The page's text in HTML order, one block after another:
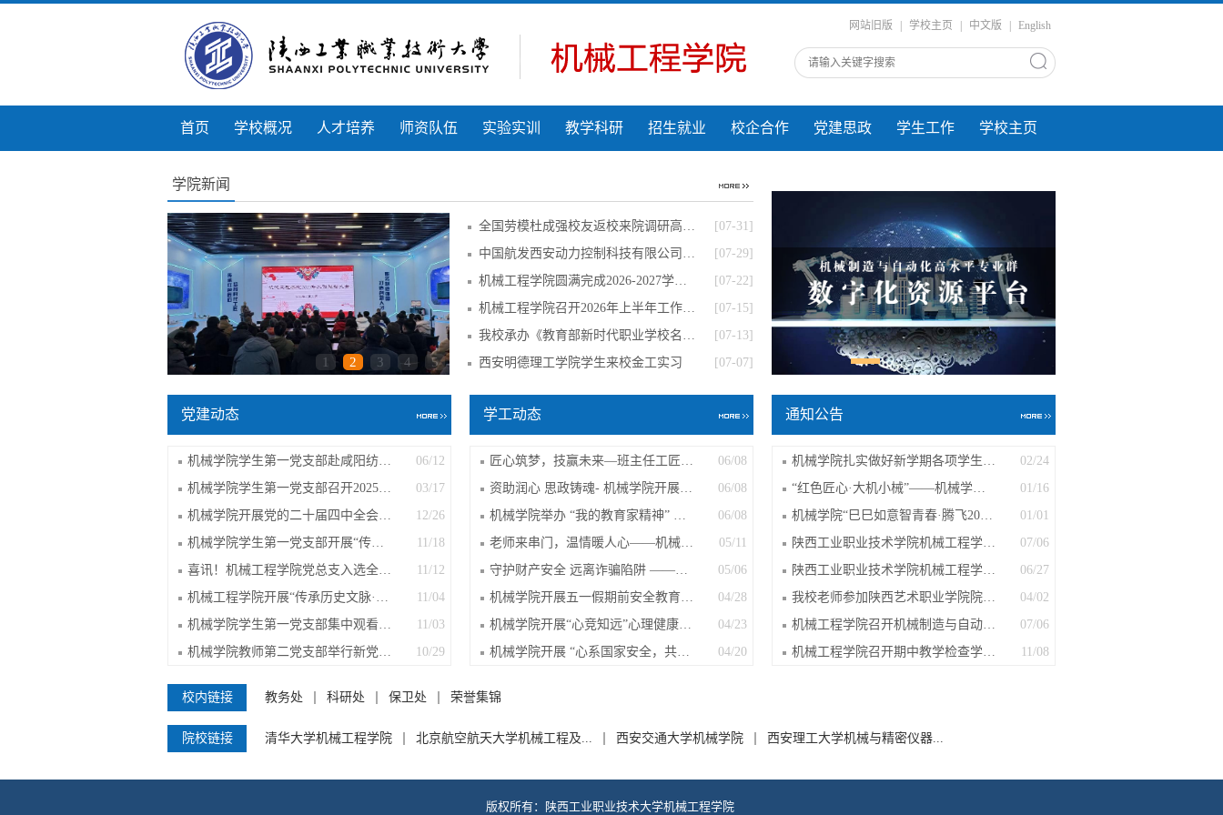
网站旧版 学校主页 中文版 English
首页 学校概况 人才培养 师资队伍 实验实训 教学科研 招生就业 校企合作 党建思政 学生工作 学校主页
学院新闻
1 2 3 4 5
[07-31]
全国劳模杜成强校友返校来院调研高技能人才
[07-29]
中国航发西安动力控制科技有限公司2026年度
[07-22]
机械工程学院圆满完成2026-2027学年第一学
[07-15]
机械工程学院召开2026年上半年工作总结大会
[07-13]
我校承办《教育部新时代职业学校名师（名匠
[07-07]
西安明德理工学院学生来校金工实习
党建动态
06/12
机械学院学生第一党支部赴咸阳纺织工业...
03/17
机械学院学生第一党支部召开2025年度组...
12/26
机械学院开展党的二十届四中全会精神专...
11/18
机械学院学生第一党支部开展“传承校史...
11/12
喜讯！机械工程学院党总支入选全省高校...
11/04
机械工程学院开展“传承历史文脉·赋能智...
11/03
机械学院学生第一党支部集中观看学习202...
10/29
机械学院教师第二党支部举行新党员入党...
学工动态
06/08
匠心筑梦，技赢未来—班主任工匠课堂厚...
06/08
资助润心 思政铸魂- 机械学院开展奖助...
06/08
机械学院举办 “我的教育家精神” 优秀...
05/11
老师来串门，温情暖人心——机械学院班...
05/06
守护财产安全 远离诈骗陷阱 ——机械学...
04/28
机械学院开展五一假期前安全教育主题活动
04/23
机械学院开展“心竞知远”心理健康知识...
04/20
机械学院开展 “心系国家安全，共筑国安...
通知公告
02/24
机械学院扎实做好新学期各项学生工作
01/16
“红色匠心·大机小械”——机械学院举办...
01/01
机械学院“巳巳如意智青春·腾飞2025”新...
07/06
陕西工业职业技术学院机械工程学院铣床...
06/27
陕西工业职业技术学院机械工程学院铣床...
04/02
我校老师参加陕西艺术职业学院院级精品...
07/06
机械工程学院召开机械制造与自动化专业...
11/08
机械工程学院召开期中教学检查学生代表...
校内链接 教务处 科研处 保卫处 荣誉集锦
院校链接 清华大学机械工程学院 北京航空航天大学机械工程及... 西安交通大学机械学院 西安理工大学机械与精密仪器...
版权所有：陕西工业职业技术大学机械工程学院